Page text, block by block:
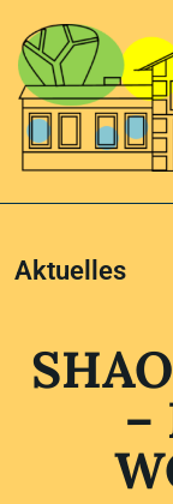
Aktuelles
–